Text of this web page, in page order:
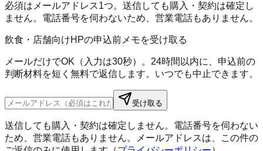
必須はメールアドレス1つ。送信しても購入・契約は確定し
ません。電話番号を伺わないため、営業電話もありません。
飲食・店舗向けHPの申込前メモを受け取る
メールだけでOK（入力は30秒）。24時間以内に、申込前の
判断材料を短く無料で返信します。いつでも中止できます。
受け取る
送信しても購入・契約は確定しません。電話番号を伺わない
ため、営業電話もありません。メールアドレスは、この件の